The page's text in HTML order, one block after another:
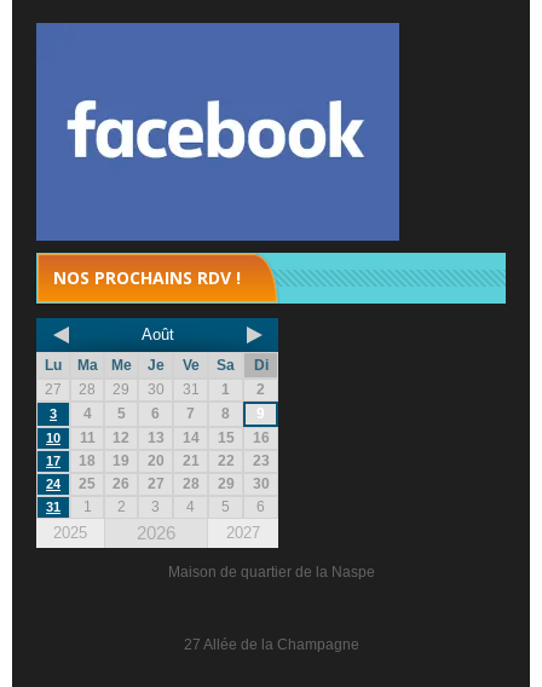
NOS PROCHAINS RDV !
Août
Lu Ma Me Je Ve Sa
Di
27
28 29 30 31 1 2
3 4 5 6 7 8 9
10 11 12 13 14 15 16
17 18 19 20 21 22 23
24 25 26 27 28 29 30
31 1 2 3 4 5 6
2025 2026 2027
Maison de quartier de la Naspe
27 Allée de la Champagne